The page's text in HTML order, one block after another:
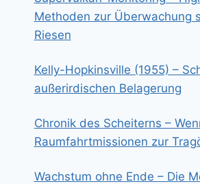
Methoden zur Überwachung
Riesen
Kelly-Hopkinsville (1955) –
außerirdischen Belagerung
Chronik des Scheiterns –
Raumfahrtmissionen zur
Wachstum ohne Ende – Die